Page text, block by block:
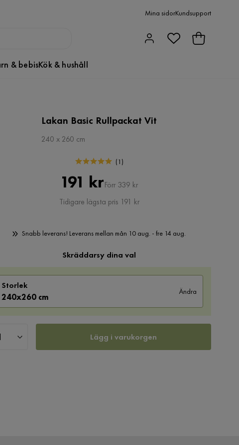
Mina sidorKundsupport
& bebisKök & hushåll
Lakan Basic Rullpackat Vit
240 x 260 cm
(1 )
Pris
191 krOriginal
Pris
Förr 339 kr
Tidigare lägsta pris 191 kr
Snabb leverans! Leverans mellan mån 10 aug. - fre 14 aug.
Skräddarsy dina val
Storlek
240x260 cm
Ändra
Lägg i varukorgen